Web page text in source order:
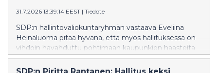
31.7.2026 13:39:14 EEST | Tiedote
SDP:n hallintovaliokuntaryhmän vastaava Eveliina
Heinäluoma pitää hyvänä, että myös hallituksessa on
vihdoin havahduttu pohtimaan kaupunkien haasteita
eriytymiskehityksen torjunnassa. Hallituksen aiemmat
päätökset ovat vähentäneet kaupunkien